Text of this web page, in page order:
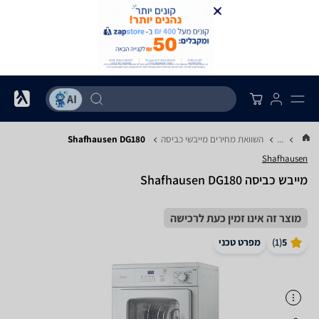
... השוואת מחירים מייבשי כביסה Shafhausen DG180
Shafhausen
מייבש כביסה Shafhausen DG180
מוצר זה אינו זמין כעת לרכישה
5
(
1
) מפרט טכני